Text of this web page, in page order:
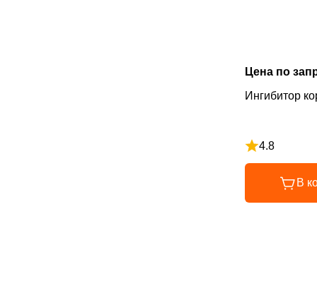
Цена по
Ингибитор
4.8
Рейтинг 4.8 из
В